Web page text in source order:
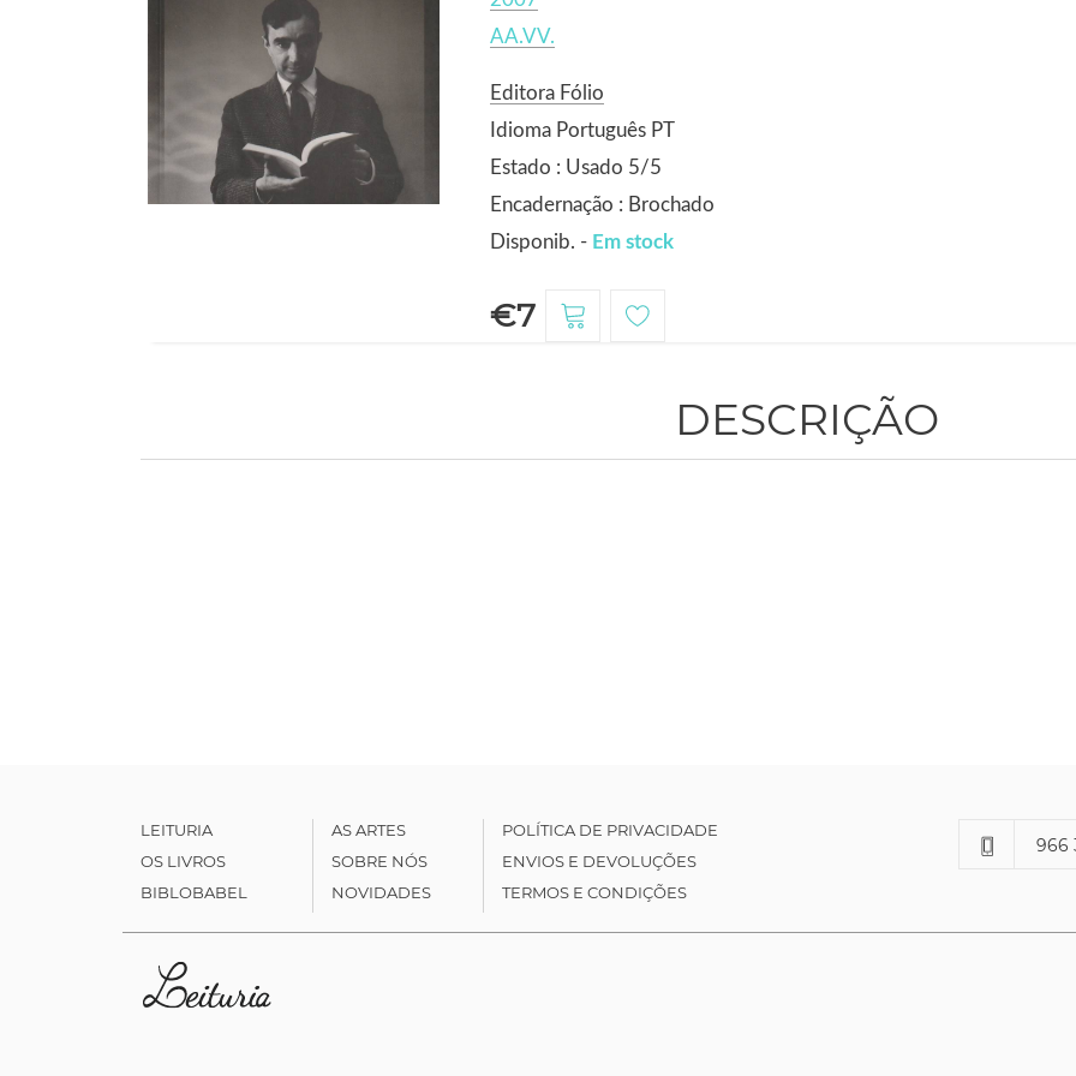
AA.VV.
Editora Fólio
Idioma Português PT
Estado : Usado 5/5
Encadernação : Brochado
Disponib. - Em stock
€7
DESCRIÇÃO
LEITURIA
OS LIVROS
BIBLOBABEL
AS ARTES
SOBRE NÓS
NOVIDADES
POLÍTICA DE PRIVACIDADE
ENVIOS E DEVOLUÇÕES
TERMOS E CONDIÇÕES
966